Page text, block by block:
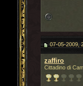
07-05-2009,
zaffiro
Cittadino di